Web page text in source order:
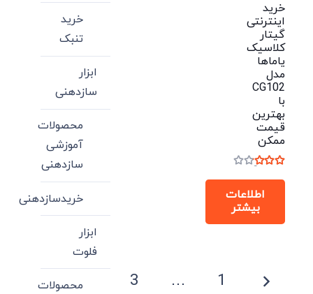
خرید
اینترنتی
گیتار
کلاسیک
یاماها
مدل
CG102
با
بهترین
قیمت
ممکن
اطلاعات
بیشتر
صفحه‌بندی
1
…
3
خرید
تنبک
ابزار
سازدهنی
محصولات
آموزشی
سازدهنی
خریدسازدهنی
ابزار
فلوت
محصولات